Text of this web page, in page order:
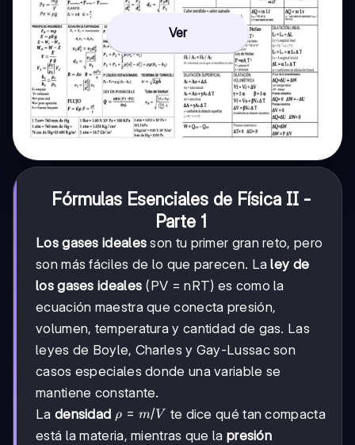
Ver
Fórmulas Esenciales de Física II -
Parte 1
Los gases ideales son tu primer gran reto, pero
son más fáciles de lo que parecen. Laley de
los gases ideales (PV = nRT) es como la
ecuación maestra que conecta presión,
volumen, temperatura y cantidad de gas. Las
leyes de Boyle, Charles y Gay-Lussac son
casos especiales donde una variable se
mantiene constante.
La densidad ρ =
m/V
ρ = m/V te dice qué tan compacta
está la materia, mientras que la presión